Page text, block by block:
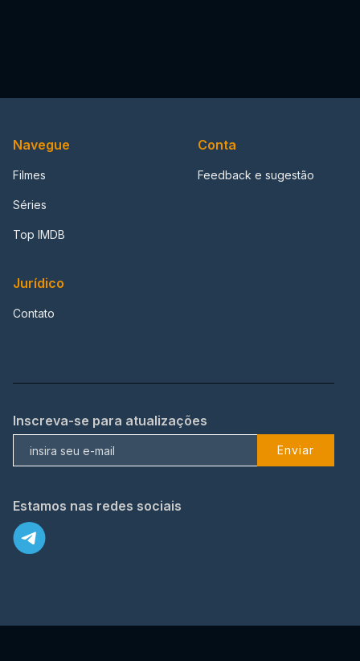
Navegue
Filmes
Séries
Top IMDB
Conta
Feedback e sugestão
Jurídico
Contato
Inscreva-se para atualizações
Enviar
Estamos nas redes sociais